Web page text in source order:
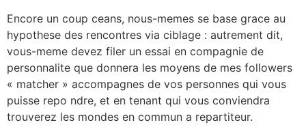
Encore un coup ceans, nous-memes se base grace au
hypothese des rencontres via ciblage : autrement dit,
vous-meme devez filer un essai en compagnie de
personnalite que donnera les moyens de mes followers
« matcher » accompagnes de vos personnes qui vous
puisse repo ndre, et en tenant qui vous conviendra
trouverez les mondes en commun a repartiteur.